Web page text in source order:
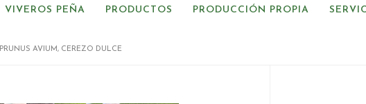
VIVEROS PEÑA PRODUCTOS PRODUCCIÓN PROPIA
PRUNUS AVIUM, CEREZO DULCE